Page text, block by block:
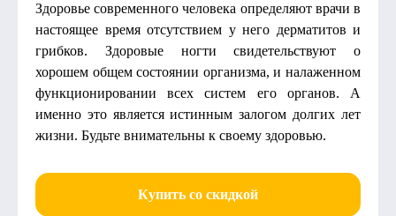
Здоровье современного человека определяют врачи в
настоящее время отсутствием у него дерматитов и
грибков. Здоровые ногти свидетельствуют о
хорошем общем состоянии организма, и налаженном
функционировании всех систем его органов. А
именно это является истинным залогом долгих лет
жизни. Будьте внимательны к своему здоровью.
Купить со скидкой